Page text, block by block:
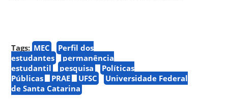
Tags: MEC
Perfil dos
estudantes
permanência
estudantil
pesquisa
Políticas
Públicas
PRAE UFSC
Universidade Federal
de Santa Catarina